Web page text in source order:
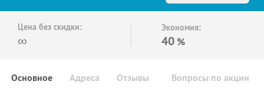
Цена без скидки:
∞
Экономия:
40 %
Основное Отзывы Вопросы по акции
Адреса